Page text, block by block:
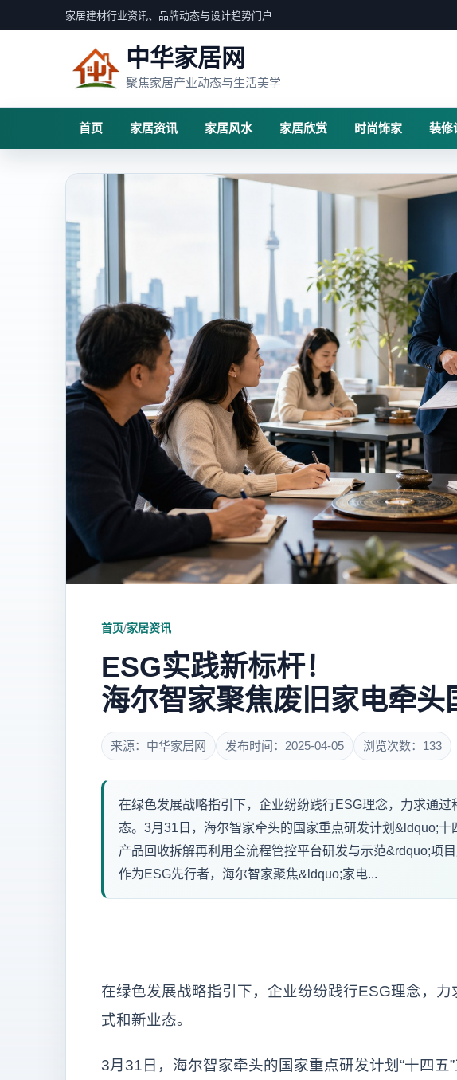
家居建材行业资讯、品牌动态与设计趋势门户
中华家居网
聚焦家居产业动态与生活美学
首页 家居资讯 家居风水 家居欣赏 时尚饰家 装修
首页/家居资讯
ESG实践新标杆！
海尔智家聚焦废旧家电牵头
来源：中华家居网 发布时间：2025-04-05 浏览次数：133
在绿色发展战略指引下，企业纷纷践行ESG理念，力求通
态。3月31日，海尔智家牵头的国家重点研发计划&ldquo;
产品回收拆解再利用全流程管控平台研发与示范&rdquo;项
作为ESG先行者，海尔智家聚焦&ldquo;家电...
在绿色发展战略指引下，企业纷纷践行ESG理念，
式和新业态。
3月31日，海尔智家牵头的国家重点研发计划“十四五